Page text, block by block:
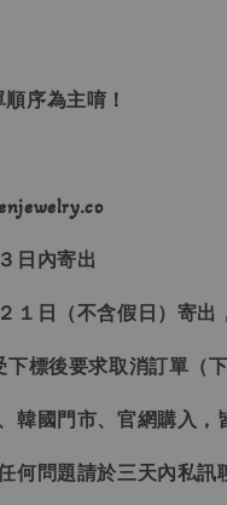
序為主唷！
日內寄出
１日（不含假日）寄出
下標後要求取消訂單（
韓國門市、官網購入，
何問題請於三天內私訊